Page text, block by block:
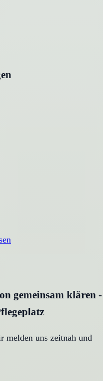
gemeinsam klären -
melden uns zeitnah und